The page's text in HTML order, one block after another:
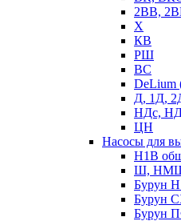
2ВВ,
Х
КВ
РШ
ВС
DeLium
Д, 1Д,
НДс,
ЦН
Насосы для
Н1В
Ш,
Бурун
Бурун
Бурун